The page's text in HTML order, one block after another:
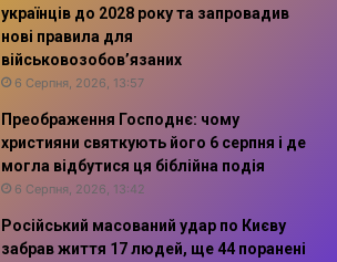
українців до 2028 року та запровадив
нові правила для
військовозобов’язаних
6 Серпня, 2026, 13:57
Преображення Господнє: чому
християни святкують його 6 серпня і де
могла відбутися ця біблійна подія
6 Серпня, 2026, 13:42
Російський масований удар по Києву
забрав життя 17 людей, ще 44 поранені